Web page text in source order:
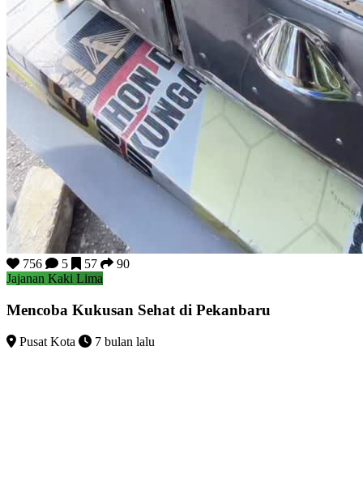
756 5 57
90
Jajanan Kaki Lima
Mencoba Kukusan Sehat di Pekanbaru
Pusat Kota 7 bulan lalu